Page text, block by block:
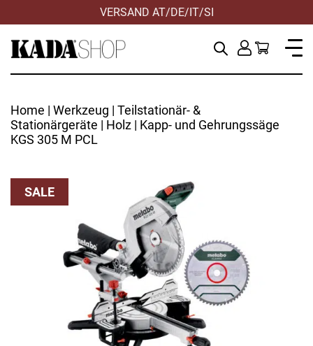
VERSAND AT/DE/IT/SI
Home | Werkzeug | Teilstationär- &
Stationärgeräte | Holz | Kapp- und Gehrungssäge
KGS 305 M PCL
SALE